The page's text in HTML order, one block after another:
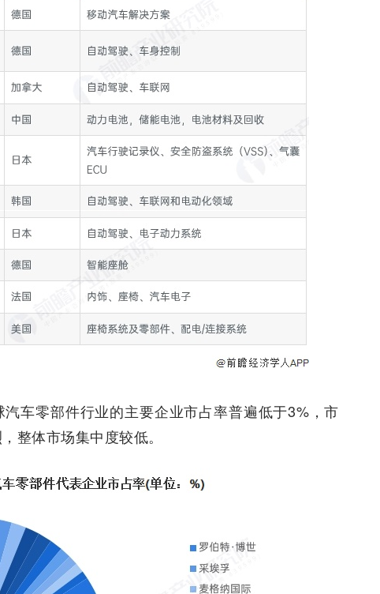
车零部件行业的主要企业市占率普遍低于3%，市
整体市场集中度较低。